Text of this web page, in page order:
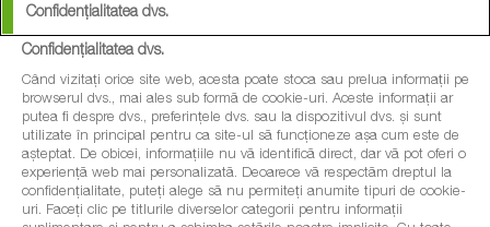
Confidențialitatea dvs.
Confidențialitatea dvs.
Când vizitați orice site web, acesta poate stoca sau prelua informații pe
browserul dvs., mai ales sub formă de cookie-uri. Aceste informații ar
putea fi despre dvs., preferințele dvs. sau la dispozitivul dvs. și sunt
utilizate în principal pentru ca site-ul să funcționeze așa cum este de
așteptat. De obicei, informațiile nu vă identifică direct, dar vă pot oferi o
experiență web mai personalizată. Deoarece vă respectăm dreptul la
confidențialitate, puteți alege să nu permiteți anumite tipuri de cookie-
uri. Faceți clic pe titlurile diverselor categorii pentru informații